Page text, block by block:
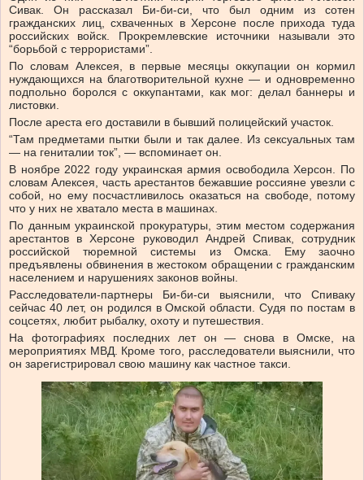
Сивак. Он рассказал Би-би-си, что был одним из сотен
гражданских лиц, схваченных в Херсоне после прихода туда
российских войск. Прокремлевские источники называли это
“борьбой с террористами”.
По словам Алексея, в первые месяцы оккупации он кормил
нуждающихся на благотворительной кухне — и одновременно
подпольно боролся с оккупантами, как мог: делал баннеры и
листовки.
После ареста его доставили в бывший полицейский участок.
“Там предметами пытки были и так далее. Из сексуальных там
— на гениталии ток”, — вспоминает он.
В ноябре 2022 году украинская армия освободила Херсон. По
словам Алексея, часть арестантов бежавшие россияне увезли с
собой, но ему посчастливилось оказаться на свободе, потому
что у них не хватало места в машинах.
По данным украинской прокуратуры, этим местом содержания
арестантов в Херсоне руководил Андрей Спивак, сотрудник
российской тюремной системы из Омска. Ему заочно
предъявлены обвинения в жестоком обращении с гражданским
населением и нарушениях законов войны.
Расследователи-партнеры Би-би-си выяснили, что Спиваку
сейчас 40 лет, он родился в Омской области. Судя по постам в
соцсетях, любит рыбалку, охоту и путешествия.
На фотографиях последних лет он — снова в Омске, на
мероприятиях МВД. Кроме того, расследователи выяснили, что
он зарегистрировал свою машину как частное такси.